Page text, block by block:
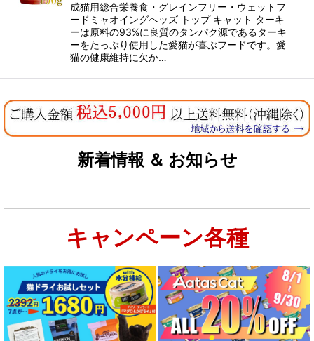
成猫用総合栄養食・グレインフリー・ウェットフ
ードミャオイングヘッズ トップ キャット ターキ
ーは原料の93%に良質のタンパク源であるターキ
ーをたっぷり使用した愛猫が喜ぶフードです。愛
猫の健康維持に欠か…
新着情報 ＆ お知らせ
キャンペーン各種